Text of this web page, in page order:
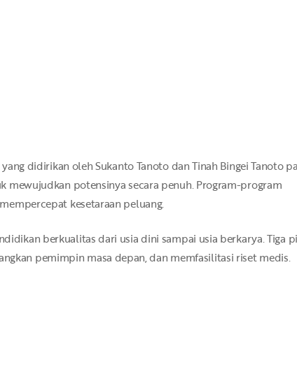
didirikan oleh Sukanto Tanoto dan Tinah Bingei Tanoto
mewujudkan potensinya secara penuh. Program-program
kesetaraan peluang.
berkualitas dari usia dini sampai usia berkarya. Tiga
pemimpin masa depan, dan memfasilitasi riset medis.